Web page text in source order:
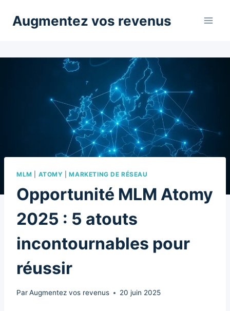
Augmentez vos revenus
MLM ATOMY |MARKETING DE RÉSEAU
Opportunité MLM Atomy
2025 : 5 atouts
incontournables pour
réussir
ParAugmentez vos revenus 20 juin 2025